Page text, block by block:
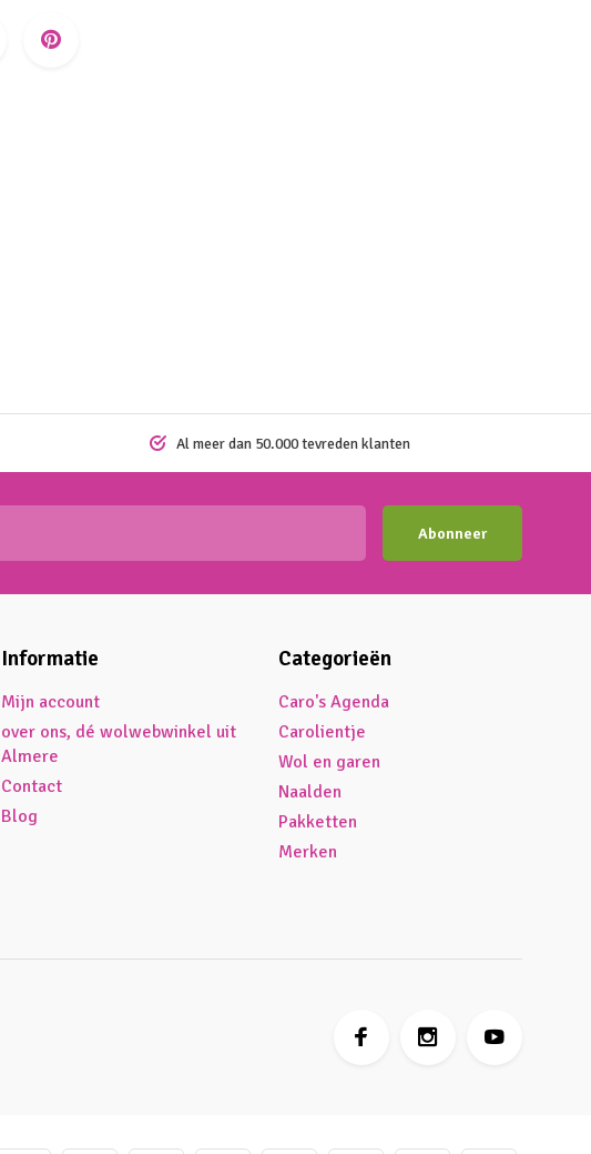
Al meer dan 50.000 tevreden klanten
Abonneer
Informatie
Mijn account
over ons, dé wolwebwinkel uit
Almere
Contact
Blog
Categorieën
Caro's Agenda
Carolientje
Wol en garen
Naalden
Pakketten
Merken